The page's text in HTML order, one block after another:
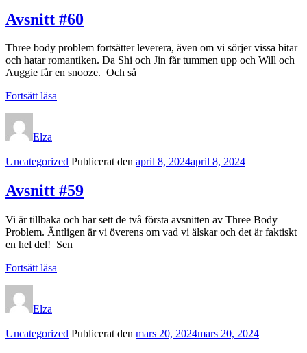
Avsnitt #60
Three body problem fortsätter leverera, även om vi sörjer vissa bitar
och hatar romantiken. Da Shi och Jin får tummen upp och Will och
Auggie får en snooze. Och så
Fortsätt läsa
Elza
Kategorilänkar
Uncategorized Publicerat den april 8, 2024april 8, 2024
Avsnitt #59
Vi är tillbaka och har sett de två första avsnitten av Three Body
Problem. Äntligen är vi överens om vad vi älskar och det är faktiskt
en hel del! Sen
Fortsätt läsa
Elza
Kategorilänkar
Uncategorized Publicerat den mars 20, 2024mars 20, 2024